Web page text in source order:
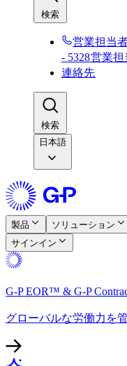
検索​​
営業担当
- 5328​​営業担
連絡先​​
検索​​
日本語
製品​​ ソリューション​​
サインイン​​
G-P EOR™ & G-P
グローバルな労働力を